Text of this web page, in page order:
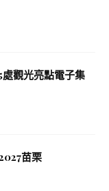
觀光亮點電子集
苗栗